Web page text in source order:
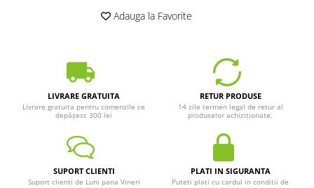
Adauga la Favorite
LIVRARE GRATUITA
Livrare gratuita pentru comenzile ce
depășesc 300 lei
RETUR PRODUSE
14 zile termen legal de retur al
produselor achiziționate.
SUPORT CLIENTI
Suport clienti de Luni pana Vineri
PLATI IN SIGURANTA
Puteti plati cu cardul in conditii de